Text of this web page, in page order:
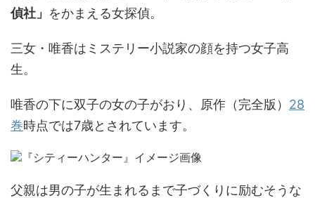
偵社」 をかまえる女探偵。
三女・唯香はミステリー小説家の顔を持つ女子高
生。
唯香の下に双子の女の子がおり、原作（完全版） 28
巻時点では7歳とされています。
父親は男の子が生まれるまで子づくりに励むそうな